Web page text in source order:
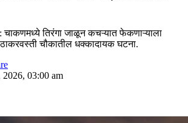
तिरंगा जाळून कचऱ्यात फेकणाऱ्याला
चौकातील धक्कादायक घटना.
03:00 am